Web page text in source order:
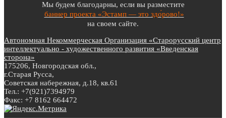
Мы будем благодарны, если вы разместите
баннер проекта «Эстамп — это здо́рово!»
на своем сайте.
Автономная Некоммерческая Организация «Старорусский центр
интеллектуально - художественного развития «Введенская
сторона»
175206, Новгородская обл.,
г.Старая Русса,
Советская набережная, д.18, кв.61
Тел.: +7(921)7394979
Факс: +7 8162 664472